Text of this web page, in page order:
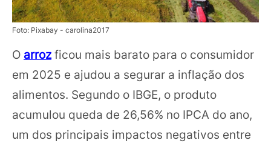
Foto: Pixabay - carolina2017
O arroz ficou mais barato para o consumidor
em 2025 e ajudou a segurar a inflação dos
alimentos. Segundo o IBGE, o produto
acumulou queda de 26,56% no IPCA do ano,
um dos principais impactos negativos entre